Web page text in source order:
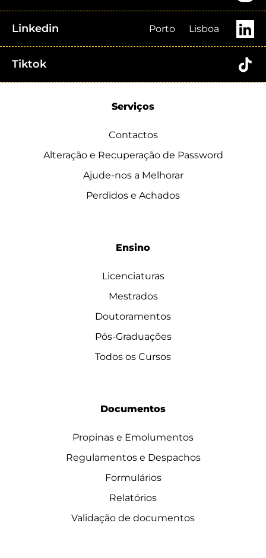
Linkedin Porto Lisboa
Tiktok
Serviços
Contactos
Alteração e Recuperação de Password
Ajude-nos a Melhorar
Perdidos e Achados
Ensino
Licenciaturas
Mestrados
Doutoramentos
Pós-Graduações
Todos os Cursos
Documentos
Propinas e Emolumentos
Regulamentos e Despachos
Formulários
Relatórios
Validação de documentos